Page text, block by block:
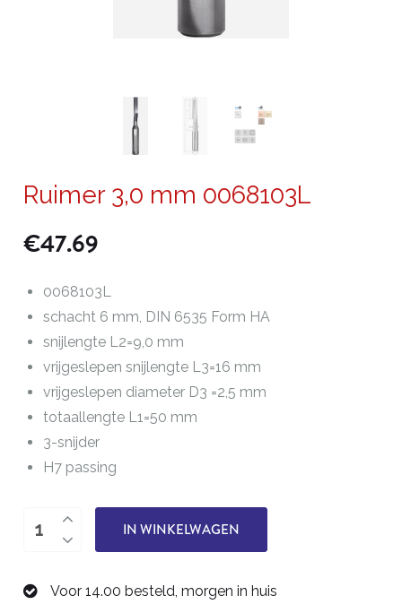
Ruimer 3,0 mm 0068103L
€47.69
0068103L
schacht 6 mm, DIN 6535 Form HA
snijlengte L2=9,0 mm
vrijgeslepen snijlengte L3=16 mm
vrijgeslepen diameter D3 =2,5 mm
totaallengte L1=50 mm
3-snijder
H7 passing
Ruimer
0068103L
IN WINKELWAGEN
Voor 14.00 besteld, morgen in huis